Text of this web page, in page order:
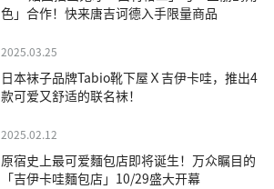
色」合作！快来唐吉诃德入手限量商品
2025.03.25
日本袜子品牌Tabio靴下屋Ｘ吉伊卡哇，推出4
款可爱又舒适的联名袜！
2025.02.12
原宿史上最可爱麵包店即将诞生！万众瞩目的
「吉伊卡哇麵包店」10/29盛大开幕